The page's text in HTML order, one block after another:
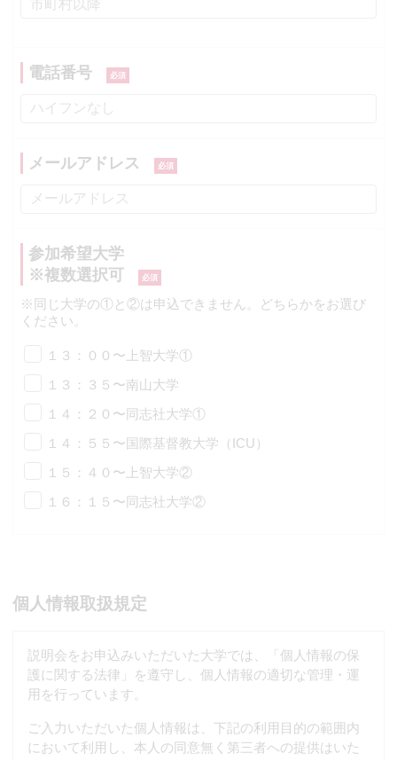
電話番号
メールアドレス
参加希望大学
※複数選択可
※同じ大学の①と②は申込できません。どちらかをお選び
ください。
１３：００〜上智大学①
１３：３５〜南山大学
１４：２０〜同志社大学①
１４：５５〜国際基督教大学（ICU）
１５：４０〜上智大学②
１６：１５〜同志社大学②
個人情報取扱規定
説明会をお申込みいただいた大学では、「個人情報の保
護に関する法律」を遵守し、個人情報の適切な管理・運
用を行っています。
ご入力いただいた個人情報は、下記の利用目的の範囲内
において利用し、本人の同意無く第三者への提供はいた